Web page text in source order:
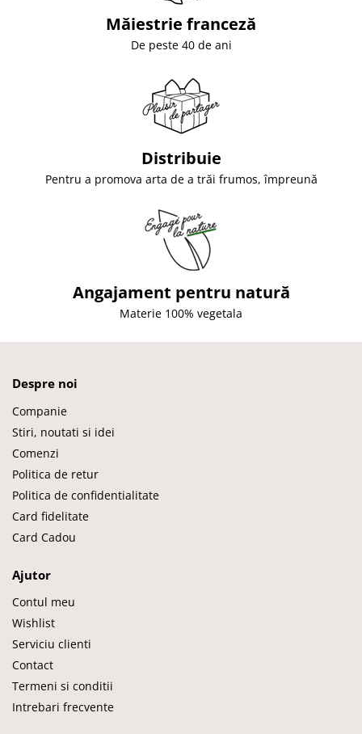
Măiestrie franceză
De peste 40 de ani
Distribuie
Pentru a promova arta de a trăi frumos, împreună
Angajament pentru natură
Materie 100% vegetala
Despre noi
Companie
Stiri, noutati si idei
Comenzi
Politica de retur
Politica de confidentialitate
Card fidelitate
Card Cadou
Ajutor
Contul meu
Wishlist
Serviciu clienti
Contact
Termeni si conditii
Intrebari frecvente